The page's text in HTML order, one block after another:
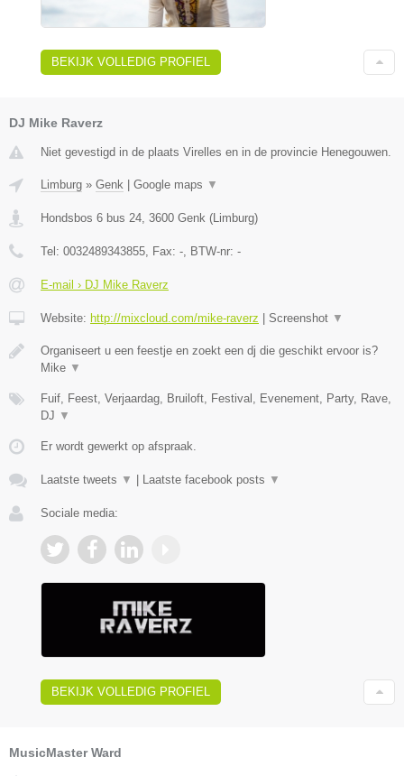
BEKIJK VOLLEDIG PROFIEL
DJ Mike Raverz
Niet gevestigd in de plaats Virelles en in de provincie Henegouwen.
Limburg » Genk | Google maps ▼
Hondsbos 6 bus 24 3600 Genk (Limburg)
Tel: 0032489343855 , Fax: - , BTW-nr: -
E-mail › DJ Mike Raverz
Website: http://mixcloud.com/mike-raverz | Screenshot ▼
Organiseert u een feestje en zoekt een dj die geschikt ervoor is?
Mike ▼
Fuif, Feest, Verjaardag, Bruiloft, Festival, Evenement, Party, Rave,
DJ ▼
Er wordt gewerkt op afspraak.
Laatste tweets ▼ | Laatste facebook posts ▼
Sociale media:
BEKIJK VOLLEDIG PROFIEL
MusicMaster Ward